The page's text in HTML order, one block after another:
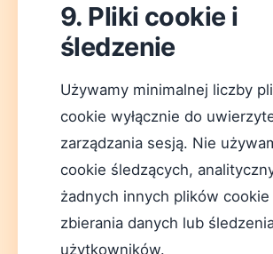
9. Pliki cookie i
śledzenie
Używamy minimalnej liczby
cookie wyłącznie do
zarządzania sesją. Nie
cookie śledzących,
żadnych innych plików cookie
zbierania danych lub
użytkowników.